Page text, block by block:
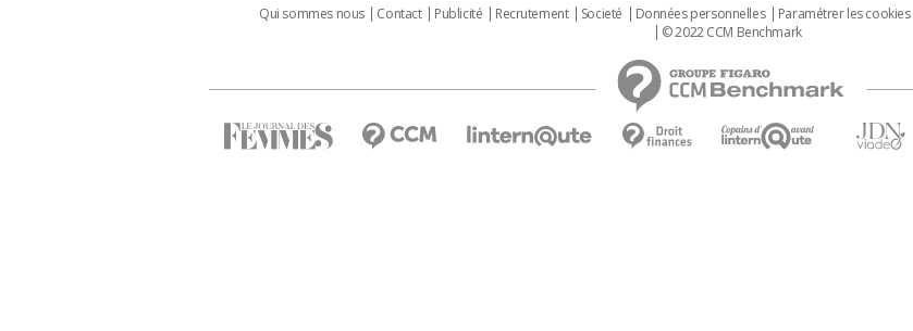
Qui sommes nous Contact Publicité Recrutement Societé Données personnelles Paramétrer les cookies
© 2022 CCM Benchmark